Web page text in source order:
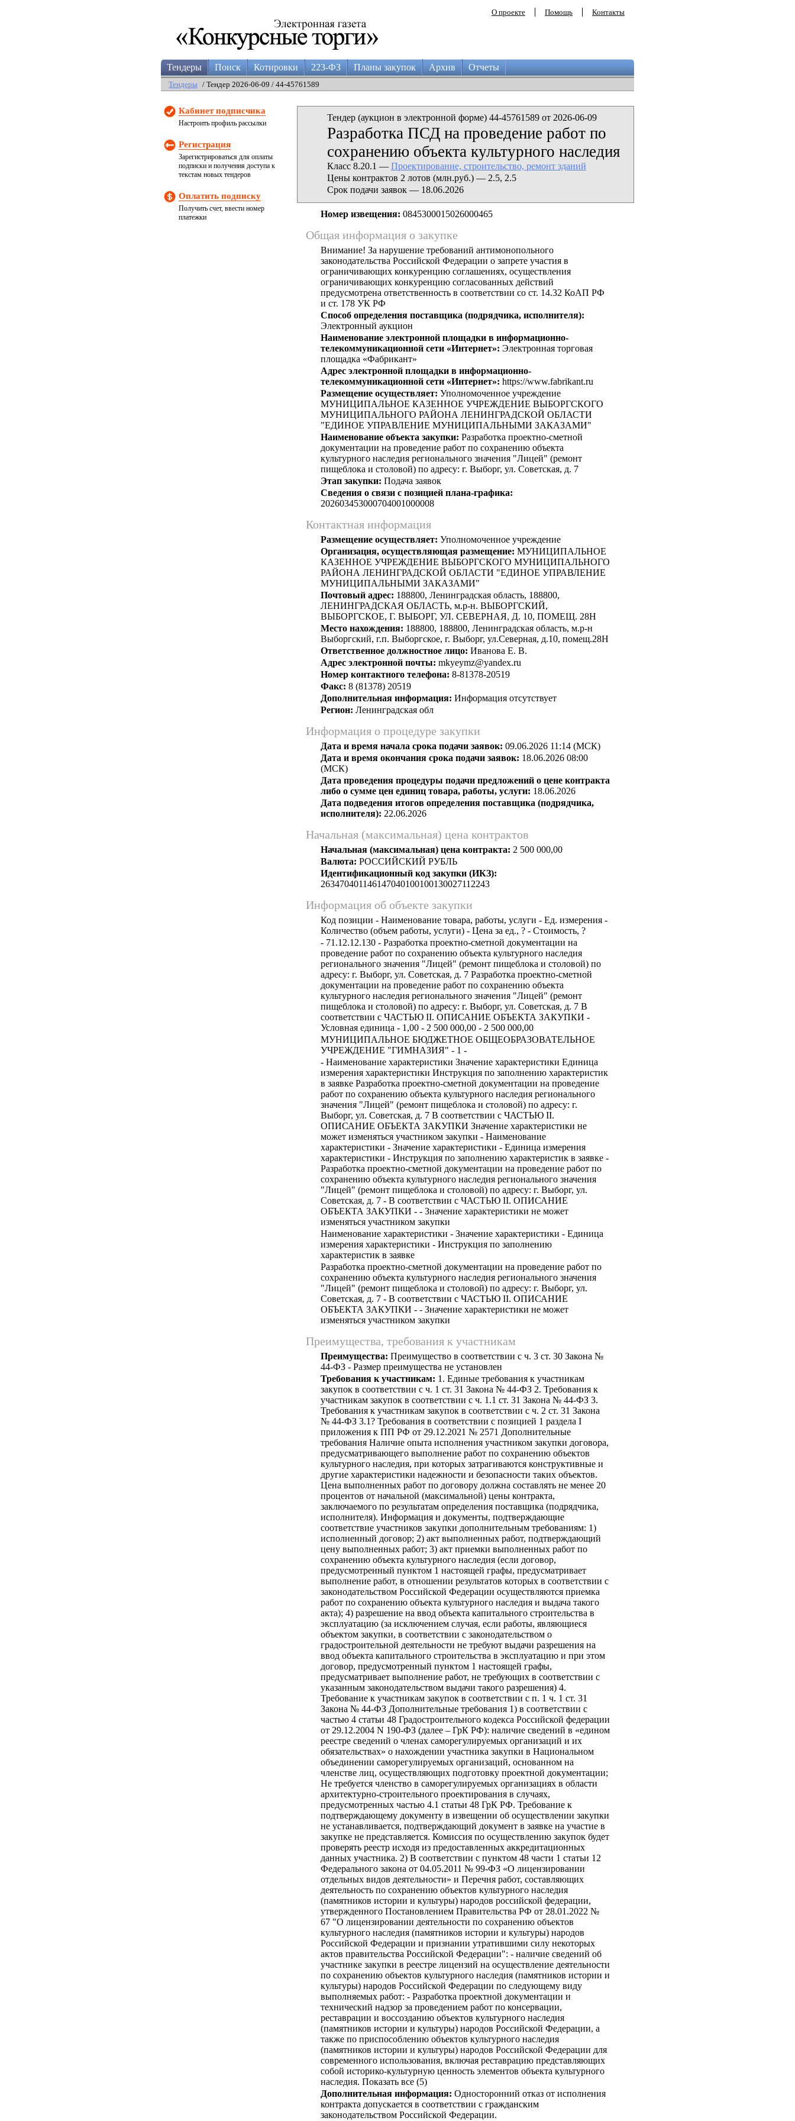
О проекте Помощь Контакты
Тендеры Поиск Котировки 223-ФЗ Планы закупок Архив Отчеты
Тендеры / Тендер 2026-06-09 / 44-45761589
Кабинет подписчика
Настроить профиль рассылки
Регистрация
Зарегистрироваться для оплаты
подписки и получения доступа к
текстам новых тендеров
Оплатить подписку
Получить счет, ввести номер
платежки
Тендер (аукцион в электронной форме) 44-45761589 от 2026-06-09
Разработка ПСД на проведение работ по
сохранению объекта культурного наследия
Класс 8.20.1 — Проектирование, строительство, ремонт зданий
Цены контрактов 2 лотов (млн.руб.) — 2.5, 2.5
Срок подачи заявок — 18.06.2026
Номер извещения: 0845300015026000465
Общая информация о закупке
Внимание! За нарушение требований антимонопольного
законодательства Российской Федерации о запрете участия в
ограничивающих конкуренцию соглашениях, осуществления
ограничивающих конкуренцию согласованных действий
предусмотрена ответственность в соответствии со ст. 14.32 КоАП РФ
и ст. 178 УК РФ
Способ определения поставщика (подрядчика, исполнителя):
Электронный аукцион
Наименование электронной площадки в информационно-
телекоммуникационной сети «Интернет»: Электронная торговая
площадка «Фабрикант»
Адрес электронной площадки в информационно-
телекоммуникационной сети «Интернет»: https://www.fabrikant.ru
Размещение осуществляет: Уполномоченное учреждение
МУНИЦИПАЛЬНОЕ КАЗЕННОЕ УЧРЕЖДЕНИЕ ВЫБОРГСКОГО
МУНИЦИПАЛЬНОГО РАЙОНА ЛЕНИНГРАДСКОЙ ОБЛАСТИ
"ЕДИНОЕ УПРАВЛЕНИЕ МУНИЦИПАЛЬНЫМИ ЗАКАЗАМИ"
Наименование объекта закупки: Разработка проектно-сметной
документации на проведение работ по сохранению объекта
культурного наследия регионального значения "Лицей" (ремонт
пищеблока и столовой) по адресу: г. Выборг, ул. Советская, д. 7
Этап закупки: Подача заявок
Сведения о связи с позицией плана-графика:
202603453000704001000008
Контактная информация
Размещение осуществляет: Уполномоченное учреждение
Организация, осуществляющая размещение: МУНИЦИПАЛЬНОЕ
КАЗЕННОЕ УЧРЕЖДЕНИЕ ВЫБОРГСКОГО МУНИЦИПАЛЬНОГО
РАЙОНА ЛЕНИНГРАДСКОЙ ОБЛАСТИ "ЕДИНОЕ УПРАВЛЕНИЕ
МУНИЦИПАЛЬНЫМИ ЗАКАЗАМИ"
Почтовый адрес: 188800, Ленинградская область, 188800,
ЛЕНИНГРАДСКАЯ ОБЛАСТЬ, м.р-н. ВЫБОРГСКИЙ,
ВЫБОРГСКОЕ, Г. ВЫБОРГ, УЛ. СЕВЕРНАЯ, Д. 10, ПОМЕЩ. 28Н
Место нахождения: 188800, 188800, Ленинградская область, м.р-н
Выборгский, г.п. Выборгское, г. Выборг, ул.Северная, д.10, помещ.28Н
Ответственное должностное лицо: Иванова Е. В.
Адрес электронной почты: mkyeymz@yandex.ru
Номер контактного телефона: 8-81378-20519
Факс: 8 (81378) 20519
Дополнительная информация: Информация отсутствует
Регион: Ленинградская обл
Информация о процедуре закупки
Дата и время начала срока подачи заявок: 09.06.2026 11:14 (МСК)
Дата и время окончания срока подачи заявок: 18.06.2026 08:00
(МСК)
Дата проведения процедуры подачи предложений о цене контракта
либо о сумме цен единиц товара, работы, услуги: 18.06.2026
Дата подведения итогов определения поставщика (подрядчика,
исполнителя): 22.06.2026
Начальная (максимальная) цена контрактов
Начальная (максимальная) цена контракта: 2 500 000,00
Валюта: РОССИЙСКИЙ РУБЛЬ
Идентификационный код закупки (ИКЗ):
263470401146147040100100130027112243
Информация об объекте закупки
Код позиции - Наименование товара, работы, услуги - Ед. измерения -
Количество (объем работы, услуги) - Цена за ед., ? - Стоимость, ?
- 71.12.12.130 - Разработка проектно-сметной документации на
проведение работ по сохранению объекта культурного наследия
регионального значения "Лицей" (ремонт пищеблока и столовой) по
адресу: г. Выборг, ул. Советская, д. 7 Разработка проектно-сметной
документации на проведение работ по сохранению объекта
культурного наследия регионального значения "Лицей" (ремонт
пищеблока и столовой) по адресу: г. Выборг, ул. Советская, д. 7 В
соответствии с ЧАСТЬЮ II. ОПИСАНИЕ ОБЪЕКТА ЗАКУПКИ -
Условная единица - 1,00 - 2 500 000,00 - 2 500 000,00
МУНИЦИПАЛЬНОЕ БЮДЖЕТНОЕ ОБЩЕОБРАЗОВАТЕЛЬНОЕ
УЧРЕЖДЕНИЕ "ГИМНАЗИЯ" - 1 -
- Наименование характеристики Значение характеристики Единица
измерения характеристики Инструкция по заполнению характеристик
в заявке Разработка проектно-сметной документации на проведение
работ по сохранению объекта культурного наследия регионального
значения "Лицей" (ремонт пищеблока и столовой) по адресу: г.
Выборг, ул. Советская, д. 7 В соответствии с ЧАСТЬЮ II.
ОПИСАНИЕ ОБЪЕКТА ЗАКУПКИ Значение характеристики не
может изменяться участником закупки - Наименование
характеристики - Значение характеристики - Единица измерения
характеристики - Инструкция по заполнению характеристик в заявке -
Разработка проектно-сметной документации на проведение работ по
сохранению объекта культурного наследия регионального значения
"Лицей" (ремонт пищеблока и столовой) по адресу: г. Выборг, ул.
Советская, д. 7 - В соответствии с ЧАСТЬЮ II. ОПИСАНИЕ
ОБЪЕКТА ЗАКУПКИ - - Значение характеристики не может
изменяться участником закупки
Наименование характеристики - Значение характеристики - Единица
измерения характеристики - Инструкция по заполнению
характеристик в заявке
Разработка проектно-сметной документации на проведение работ по
сохранению объекта культурного наследия регионального значения
"Лицей" (ремонт пищеблока и столовой) по адресу: г. Выборг, ул.
Советская, д. 7 - В соответствии с ЧАСТЬЮ II. ОПИСАНИЕ
ОБЪЕКТА ЗАКУПКИ - - Значение характеристики не может
изменяться участником закупки
Преимущества, требования к участникам
Преимущества: Преимущество в соответствии с ч. 3 ст. 30 Закона №
44-ФЗ - Размер преимущества не установлен
Требования к участникам: 1. Единые требования к участникам
закупок в соответствии с ч. 1 ст. 31 Закона № 44-ФЗ 2. Требования к
участникам закупок в соответствии с ч. 1.1 ст. 31 Закона № 44-ФЗ 3.
Требования к участникам закупок в соответствии с ч. 2 ст. 31 Закона
№ 44-ФЗ 3.1? Требования в соответствии с позицией 1 раздела I
приложения к ПП РФ от 29.12.2021 № 2571 Дополнительные
требования Наличие опыта исполнения участником закупки договора,
предусматривающего выполнение работ по сохранению объектов
культурного наследия, при которых затрагиваются конструктивные и
другие характеристики надежности и безопасности таких объектов.
Цена выполненных работ по договору должна составлять не менее 20
процентов от начальной (максимальной) цены контракта,
заключаемого по результатам определения поставщика (подрядчика,
исполнителя). Информация и документы, подтверждающие
соответствие участников закупки дополнительным требованиям: 1)
исполненный договор; 2) акт выполненных работ, подтверждающий
цену выполненных работ; 3) акт приемки выполненных работ по
сохранению объекта культурного наследия (если договор,
предусмотренный пунктом 1 настоящей графы, предусматривает
выполнение работ, в отношении результатов которых в соответствии с
законодательством Российской Федерации осуществляются приемка
работ по сохранению объекта культурного наследия и выдача такого
акта); 4) разрешение на ввод объекта капитального строительства в
эксплуатацию (за исключением случая, если работы, являющиеся
объектом закупки, в соответствии с законодательством о
градостроительной деятельности не требуют выдачи разрешения на
ввод объекта капитального строительства в эксплуатацию и при этом
договор, предусмотренный пунктом 1 настоящей графы,
предусматривает выполнение работ, не требующих в соответствии с
указанным законодательством выдачи такого разрешения) 4.
Требование к участникам закупок в соответствии с п. 1 ч. 1 ст. 31
Закона № 44-ФЗ Дополнительные требования 1) в соответствии с
частью 4 статьи 48 Градостроительного кодекса Российской федерации
от 29.12.2004 N 190-ФЗ (далее – ГрК РФ): наличие сведений в «едином
реестре сведений о членах саморегулируемых организаций и их
обязательствах» о нахождении участника закупки в Национальном
объединении саморегулируемых организаций, основанном на
членстве лиц, осуществляющих подготовку проектной документации;
Не требуется членство в саморегулируемых организациях в области
архитектурно-строительного проектирования в случаях,
предусмотренных частью 4.1 статьи 48 ГрК РФ. Требование к
подтверждающему документу в извещении об осуществлении закупки
не устанавливается, подтверждающий документ в заявке на участие в
закупке не представляется. Комиссия по осуществлению закупок будет
проверять реестр исходя из предоставленных аккредитационных
данных участника. 2) В соответствии с пунктом 48 части 1 статьи 12
Федерального закона от 04.05.2011 № 99-ФЗ «О лицензировании
отдельных видов деятельности» и Перечня работ, составляющих
деятельность по сохранению объектов культурного наследия
(памятников истории и культуры) народов российской федерации,
утвержденного Постановлением Правительства РФ от 28.01.2022 №
67 "О лицензировании деятельности по сохранению объектов
культурного наследия (памятников истории и культуры) народов
Российской Федерации и признании утратившими силу некоторых
актов правительства Российской Федерации": - наличие сведений об
участнике закупки в реестре лицензий на осуществление деятельности
по сохранению объектов культурного наследия (памятников истории и
культуры) народов Российской Федерации по следующему виду
выполняемых работ: - Разработка проектной документации и
технический надзор за проведением работ по консервации,
реставрации и воссозданию объектов культурного наследия
(памятников истории и культуры) народов Российской Федерации, а
также по приспособлению объектов культурного наследия
(памятников истории и культуры) народов Российской Федерации для
современного использования, включая реставрацию представляющих
собой историко-культурную ценность элементов объекта культурного
наследия. Показать все (5)
Дополнительная информация: Односторонний отказ от исполнения
контракта допускается в соответствии с гражданским
законодательством Российской Федерации.